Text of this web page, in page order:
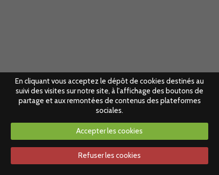
En cliquant vous acceptez le dépôt de cookies destinés au
suivi des visites sur notre site, à l'affichage des boutons de
partage et aux remontées de contenus des plateformes
sociales.
Accepter les cookies
Refuser les cookies